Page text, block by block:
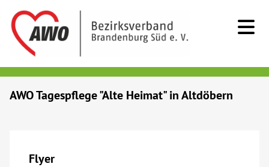
Menschen mit Behinderung
AWO Tagespflege "Alte Heimat" in Altdöbern
Flyer